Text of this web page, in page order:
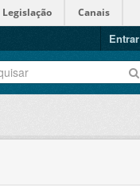
Legislação Canais
Entrar